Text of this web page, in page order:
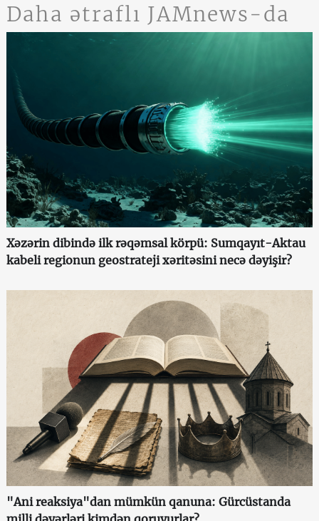
Daha ətraflı JAMnews-da
Xəzərin dibində ilk rəqəmsal körpü: Sumqayıt-Aktau
kabeli regionun geostrateji xəritəsini necə dəyişir?
"Ani reaksiya"dan mümkün qanuna: Gürcüstanda